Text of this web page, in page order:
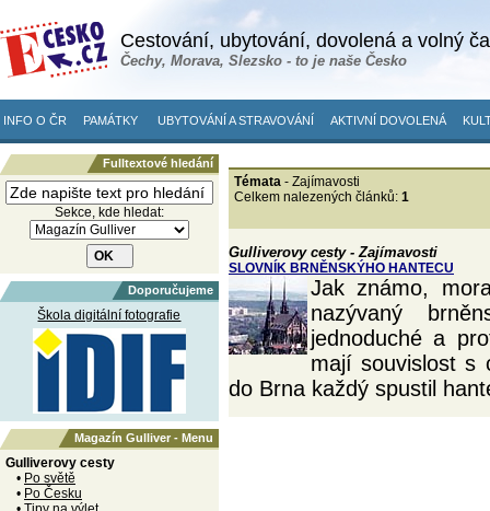
Cestování, ubytování, dovolená a volný
Čechy, Morava, Slezsko - to je naše Česko
INFO O ČR PAMÁTKY UBYTOVÁNÍ A STRAVOVÁNÍ AKTIVNÍ DOVOLENÁ
Fulltextové hledání
Sekce, kde hledat:
Doporučujeme
Škola digitální fotografie
Magazín Gulliver - Menu
Gulliverovy cesty
• Po světě
• Po Česku
Témata - Zajímavosti
Celkem nalezených článků: 1
Gulliverovy cesty - Zajímavosti
SLOVNÍK BRNĚNSKÝHO HANTECU
Jak známo,
nazývaný
jednoduché a
mají souvislost s
do Brna každý spustil